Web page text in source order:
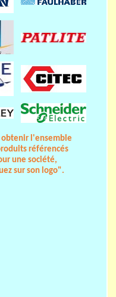
obtenir l'ensemble
référencés
une société,
sur son logo".